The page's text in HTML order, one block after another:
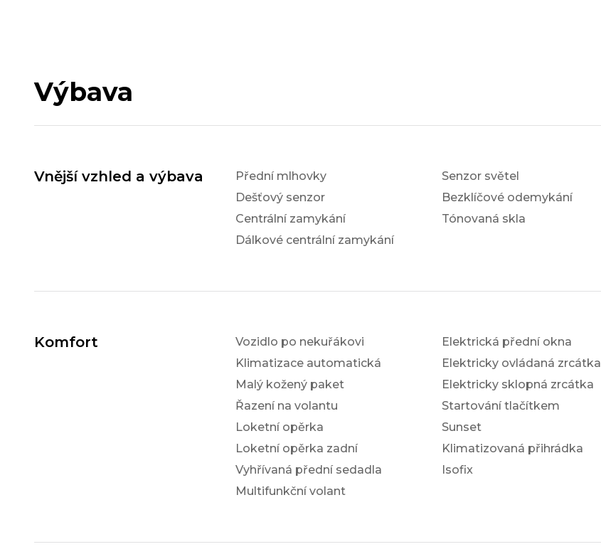
Výbava
Vnější vzhled a výbava
Přední mlhovky
Dešťový senzor
Centrální zamykání
Dálkové centrální zamykání
Senzor světel
Bezklíčové odemykání
Tónovaná skla
Komfort
Vozidlo po nekuřákovi
Klimatizace automatická
Malý kožený paket
Řazení na volantu
Loketní opěrka
Loketní opěrka zadní
Vyhřívaná přední sedadla
Multifunkční volant
Elektrická přední okna
Elektricky ovládaná zrcátka
Elektricky sklopná zrcátka
Startování tlačítkem
Sunset
Klimatizovaná přihrádka
Isofix